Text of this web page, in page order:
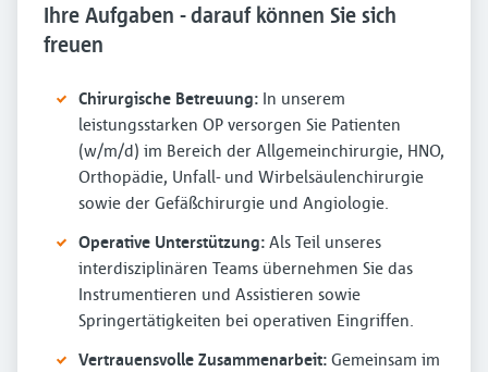
Ihre Aufgaben - darauf können Sie sich
freuen
Chirurgische Betreuung: In unserem
leistungsstarken OP versorgen Sie Patienten
(w/m/d) im Bereich der Allgemeinchirurgie, HNO,
Orthopädie, Unfall- und Wirbelsäulenchirurgie
sowie der Gefäßchirurgie und Angiologie.
Operative Unterstützung: Als Teil unseres
interdisziplinären Teams übernehmen Sie das
Instrumentieren und Assistieren sowie
Springertätigkeiten bei operativen Eingriffen.
Vertrauensvolle Zusammenarbeit: Gemeinsam im